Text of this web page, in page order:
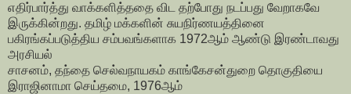
எதிர்பார்த்து வாக்களித்ததை விட தற்போது நடப்பது வேறாகவே
இருக்கின்றது. தமிழ் மக்களின் சுயநிர்ணயத்தினை
பகிரங்கப்படுத்திய சம்பவங்களாக 1972ஆம் ஆண்டு இரண்டாவது
அரசியல்
சாசனம், தந்தை செல்வநாயகம் காங்கேசன்துறை தொகுதியை
இராஜினாமா செய்தமை, 1976ஆம்